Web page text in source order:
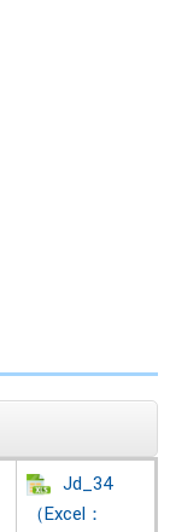
Jd_34
（Excel：